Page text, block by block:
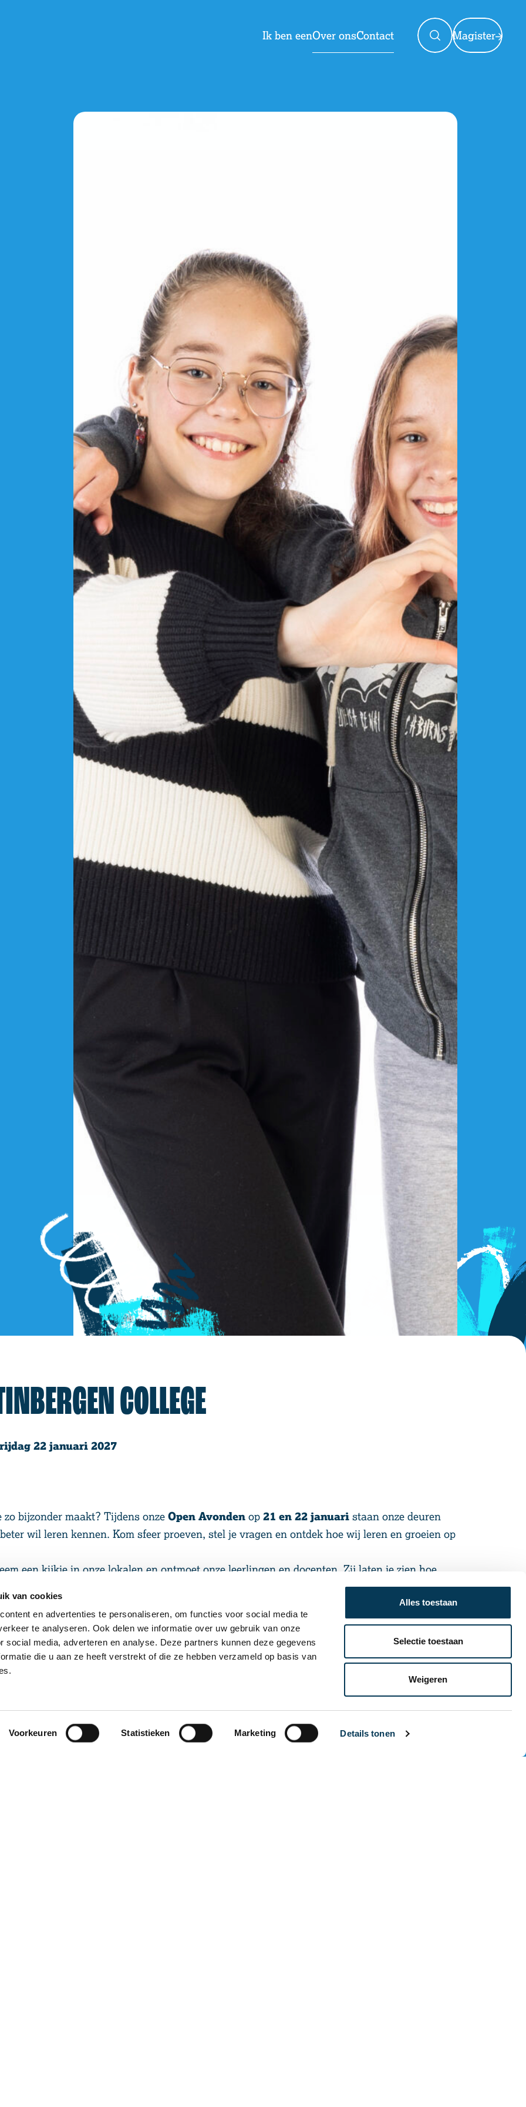
van cookies
en advertenties te personaliseren, om functies voor social media te
te analyseren. Ook delen we informatie over uw gebruik van onze
social media, adverteren en analyse. Deze partners kunnen deze gegevens
die u aan ze heeft verstrekt of die ze hebben verzameld op basis van
Voorkeuren Statistieken Marketing Details tonen
Alles toestaan
Selectie toestaan
Weigeren
Ik ben een
Onderwijs op het JTC
Jaarplanning
Over onsContact Magister
COLLEGE
22 januari 2027
bijzonder maakt? Tijdens onze Open Avonden op 21 en 22 januari staan onze deuren
wil leren kennen. Kom sfeer proeven, stel je vragen en ontdek hoe wij leren en groeien op
een kijkje in onze lokalen en ontmoet onze leerlingen en docenten. Zij laten je zien hoe
en persoonlijk. Van tweetalig vwo tot mavo/havo – je ervaart het allemaal.
en talenlokalen;
groei en samenwerking;
teamleiders en leerlingen.